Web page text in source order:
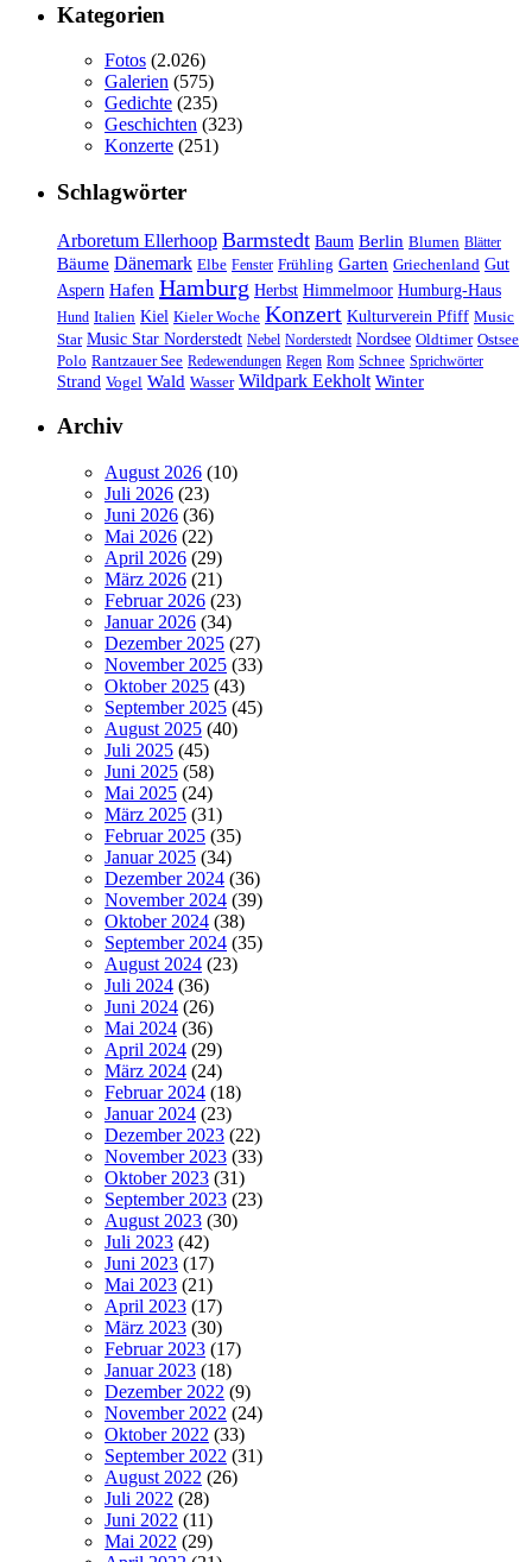
Kategorien
Fotos (2.026)
Galerien (575)
Gedichte (235)
Geschichten (323)
Konzerte (251)
Schlagwörter
Arboretum Ellerhoop Barmstedt Baum Berlin Blumen Blätter
Bäume Dänemark Elbe Fenster Frühling Garten Griechenland Gut
Aspern Hafen Hamburg Herbst Himmelmoor Humburg-Haus
Hund Italien Kiel Kieler Woche Konzert Kulturverein Pfiff Music
Star Music Star Norderstedt Nebel Norderstedt Nordsee Oldtimer Ostsee
Polo Rantzauer See Redewendungen Regen Rom Schnee Sprichwörter
Strand Vogel Wald Wasser Wildpark Eekholt Winter
Archiv
August 2026 (10)
Juli 2026 (23)
Juni 2026 (36)
Mai 2026 (22)
April 2026 (29)
März 2026 (21)
Februar 2026 (23)
Januar 2026 (34)
Dezember 2025 (27)
November 2025 (33)
Oktober 2025 (43)
September 2025 (45)
August 2025 (40)
Juli 2025 (45)
Juni 2025 (58)
Mai 2025 (24)
März 2025 (31)
Februar 2025 (35)
Januar 2025 (34)
Dezember 2024 (36)
November 2024 (39)
Oktober 2024 (38)
September 2024 (35)
August 2024 (23)
Juli 2024 (36)
Juni 2024 (26)
Mai 2024 (36)
April 2024 (29)
März 2024 (24)
Februar 2024 (18)
Januar 2024 (23)
Dezember 2023 (22)
November 2023 (33)
Oktober 2023 (31)
September 2023 (23)
August 2023 (30)
Juli 2023 (42)
Juni 2023 (17)
Mai 2023 (21)
April 2023 (17)
März 2023 (30)
Februar 2023 (17)
Januar 2023 (18)
Dezember 2022 (9)
November 2022 (24)
Oktober 2022 (33)
September 2022 (31)
August 2022 (26)
Juli 2022 (28)
Juni 2022 (11)
Mai 2022 (29)